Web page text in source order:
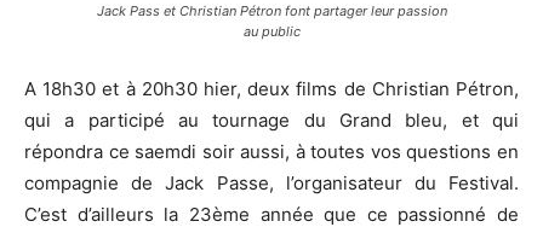
Jack Pass et Christian Pétron font partager leur passion
au public
A 18h30 et à 20h30 hier, deux films de Christian Pétron,
qui a participé au tournage du Grand bleu, et qui
répondra ce saemdi soir aussi, à toutes vos questions en
compagnie de Jack Passe, l’organisateur du Festival.
C’est d’ailleurs la 23ème année que ce passionné de